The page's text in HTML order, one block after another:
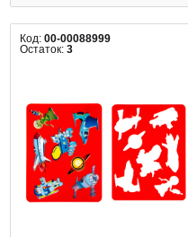
Код: 00-00088999
Остаток: 3